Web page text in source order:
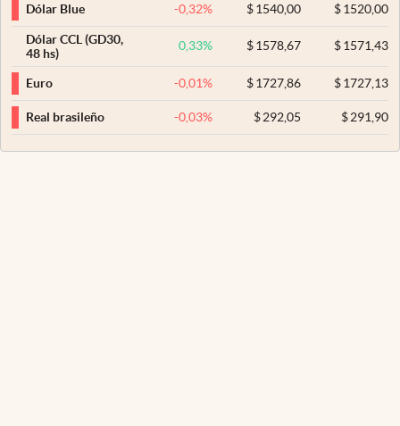
Dólar Blue -0,32% $ 1540,00 $1520,00
Dólar CCL (GD30,
48 hs)
0,33% $ 1578,67 $1571,43
Euro -0,01% $ 1727,86 $1727,13
Real brasileño -0,03% $ 292,05 $291,90